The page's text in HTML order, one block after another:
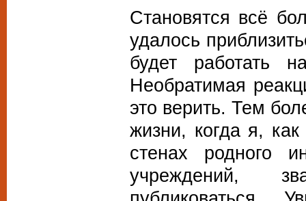
Становятся всё
удалось
будет работать
Необратимая
это верить. Тем
жизни, когда я,
стенах родного
учреждений,